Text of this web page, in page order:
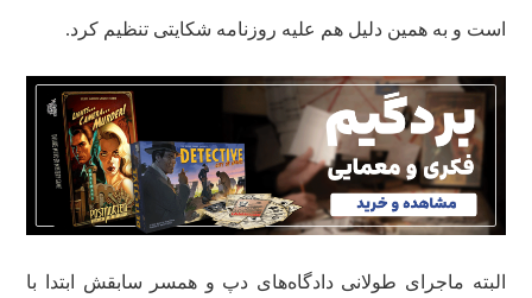
است و به همین دلیل هم علیه روزنامه شکایتی تنظیم کرد.
البته ماجرای طولانی دادگاه‌های دپ و همسر سابقش ابتدا با